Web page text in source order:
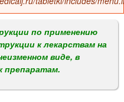
по применению
к лекарствам на
виде, в
препаратам.